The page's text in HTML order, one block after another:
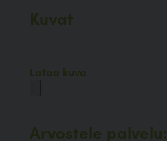
Kuvat
Lataa kuva
Arvostele palvelu: